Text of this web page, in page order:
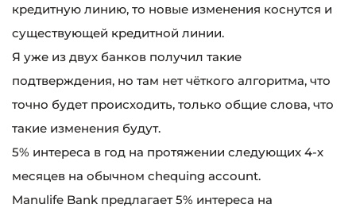
кредитную линию, то новые изменения коснутся и
существующей кредитной линии.
Я уже из двух банков получил такие
подтверждения, но там нет чёткого алгоритма, что
точно будет происходить, только общие слова, что
такие изменения будут.
5% интереса в год на протяжении следующих 4-х
месяцев на обычном chequing account.
Manulife Bank предлагает 5% интереса на